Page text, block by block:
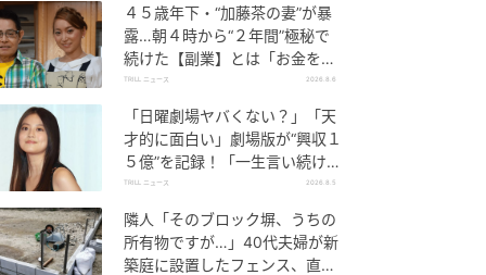
４５歳年下・“加藤茶の妻”が暴
露…朝４時から“２年間”極秘で
続けた【副業】とは「お金を稼
ぐのって大変」
TRILL ニュース 2026.8.6
「日曜劇場ヤバくない？」「天
才的に面白い」劇場版が“興収１
５億”を記録！「一生言い続け
る」放送後も続く“切望の声”
TRILL ニュース 2026.8.5
隣人「そのブロック塀、うちの
所有物ですが…」40代夫婦が新
築庭に設置したフェンス、直後